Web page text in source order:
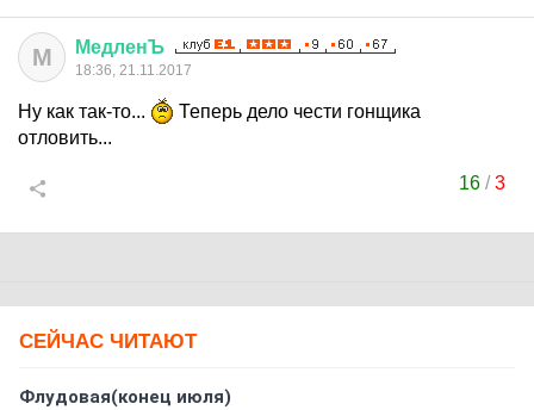
М МедленЪ
18:36, 21.11.2017
Ну как так-то...
Теперь дело чести гонщика
отловить...
16 /3
СЕЙЧАС ЧИТАЮТ
Флудовая(конец июля)